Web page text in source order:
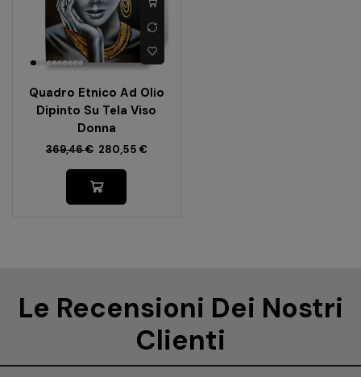
Quadro Etnico Ad Olio
Dipinto Su Tela Viso
Donna
369,46€ 280,55 €
Le Recensioni Dei Nostri
Clienti